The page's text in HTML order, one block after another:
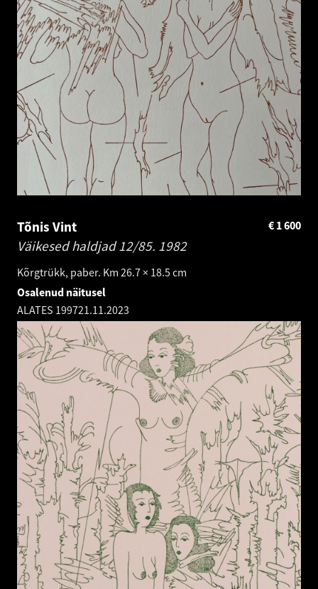
Tõnis Vint
Väikesed haldjad 12/85. 1982
Kõrgtrükk, paber. Km 26.7 × 18.5 cm
1 600
€
Osalenud näitusel
ALATES 199721.11.2023